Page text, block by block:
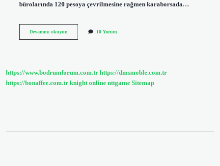
bürolarında 120 pesoya çevrilmesine rağmen karaborsada…
Devamını okuyunKüba
10 Yorum
https://www.bodrumforum.com.tr https://dmsmoble.com.tr
https://bonaffee.com.tr knight online nttgame Sitemap